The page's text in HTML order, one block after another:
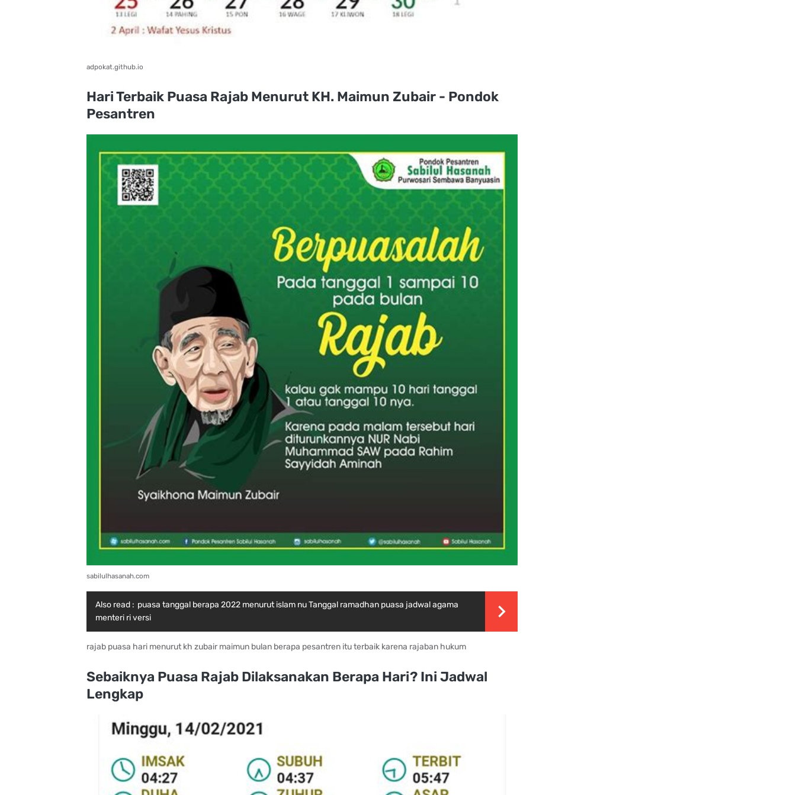
adpokat.github.io
Hari Terbaik Puasa Rajab Menurut KH. Maimun Zubair - Pondok
Pesantren
sabilulhasanah.com
Also read : puasa tanggal berapa 2022 menurut islam nu Tanggal ramadhan puasa jadwal agama
menteri ri versi
rajab puasa hari menurut kh zubair maimun bulan berapa pesantren itu terbaik karena rajaban hukum
Sebaiknya Puasa Rajab Dilaksanakan Berapa Hari? Ini Jadwal
Lengkap